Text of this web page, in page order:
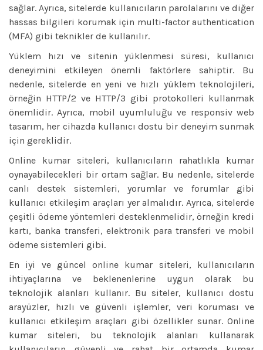
sağlar. Ayrıca, sitelerde kullanıcıların parolalarını ve diğer
hassas bilgileri korumak için multi-factor authentication
(MFA) gibi teknikler de kullanılır.
Yüklem hızı ve sitenin yüklenmesi süresi, kullanıcı
deneyimini etkileyen önemli faktörlere sahiptir. Bu
nedenle, sitelerde en yeni ve hızlı yüklem teknolojileri,
örneğin HTTP/2 ve HTTP/3 gibi protokolleri kullanmak
önemlidir. Ayrıca, mobil uyumluluğu ve responsiv web
tasarım, her cihazda kullanıcı dostu bir deneyim sunmak
için gereklidir.
Online kumar siteleri, kullanıcıların rahatlıkla kumar
oynayabilecekleri bir ortam sağlar. Bu nedenle, sitelerde
canlı destek sistemleri, yorumlar ve forumlar gibi
kullanıcı etkileşim araçları yer almalıdır. Ayrıca, sitelerde
çeşitli ödeme yöntemleri desteklenmelidir, örneğin kredi
kartı, banka transferi, elektronik para transferi ve mobil
ödeme sistemleri gibi.
En iyi ve güncel online kumar siteleri, kullanıcıların
ihtiyaçlarına ve beklenenlerine uygun olarak bu
teknolojik alanları kullanır. Bu siteler, kullanıcı dostu
arayüzler, hızlı ve güvenli işlemler, veri koruması ve
kullanıcı etkileşim araçları gibi özellikler sunar. Online
kumar siteleri, bu teknolojik alanları kullanarak